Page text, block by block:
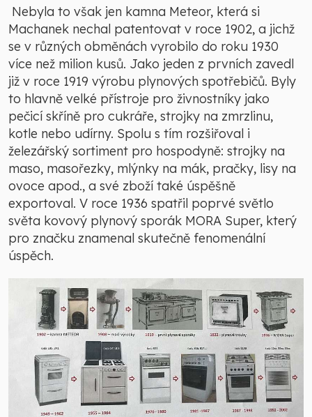
Nebyla to však jen kamna Meteor, která si
Machanek nechal patentovat v roce 1902, a jichž
se v různých obměnách vyrobilo do roku 1930
více než milion kusů. Jako jeden z prvních zavedl
již v roce 1919 výrobu plynových spotřebičů. Byly
to hlavně velké přístroje pro živnostníky jako
pečicí skříně pro cukráře, strojky na zmrzlinu,
kotle nebo udírny. Spolu s tím rozšiřoval i
železářský sortiment pro hospodyně: strojky na
maso, masořezky, mlýnky na mák, pračky, lisy na
ovoce apod., a své zboží také úspěšně
exportoval. V roce 1936 spatřil poprvé světlo
světa kovový plynový sporák MORA Super, který
pro značku znamenal skutečně fenomenální
úspěch.